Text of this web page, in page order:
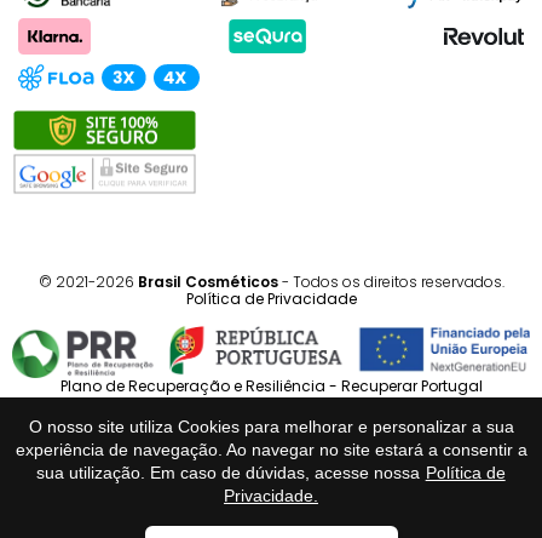
O nosso site utiliza Cookies para melhorar e personalizar a sua
experiência de navegação. Ao navegar no site estará a consentir a
sua utilização. Em caso de dúvidas, acesse nossa Política de
Privacidade.
© 2021-2026 Brasil Cosméticos- Todos os direitos reservados.
Política de Privacidade
Plano de Recuperação e Resiliência - Recuperar Portugal
Português Español